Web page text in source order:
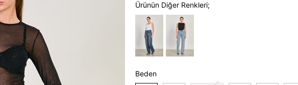
Ürünün Diğer Renkleri;
Beden